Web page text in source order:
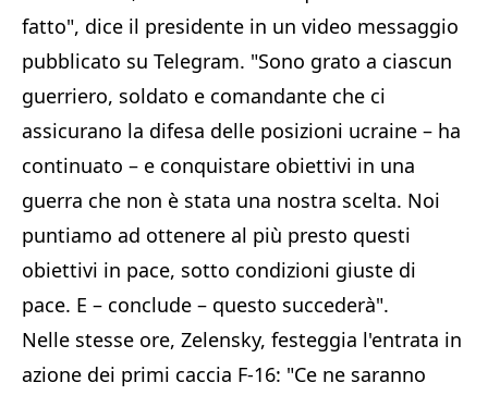
fatto", dice il presidente in un video messaggio
pubblicato su Telegram. "Sono grato a ciascun
guerriero, soldato e comandante che ci
assicurano la difesa delle posizioni ucraine – ha
continuato – e conquistare obiettivi in una
guerra che non è stata una nostra scelta. Noi
puntiamo ad ottenere al più presto questi
obiettivi in pace, sotto condizioni giuste di
pace. E – conclude – questo succederà".
Nelle stesse ore, Zelensky, festeggia l'entrata in
azione dei primi caccia F-16: "Ce ne saranno